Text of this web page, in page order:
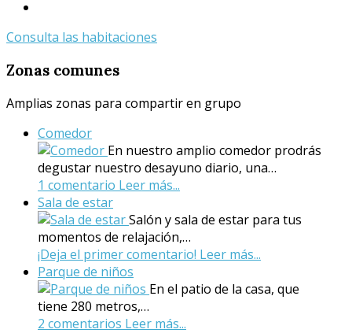
Consulta las habitaciones
Zonas comunes
Amplias zonas para compartir en grupo
Comedor
En nuestro amplio comedor prodrás
degustar nuestro desayuno diario, una…
1 comentario Leer más...
Sala de estar
Salón y sala de estar para tus
momentos de relajación,…
¡Deja el primer comentario! Leer más...
Parque de niños
En el patio de la casa, que
tiene 280 metros,…
2 comentarios Leer más...